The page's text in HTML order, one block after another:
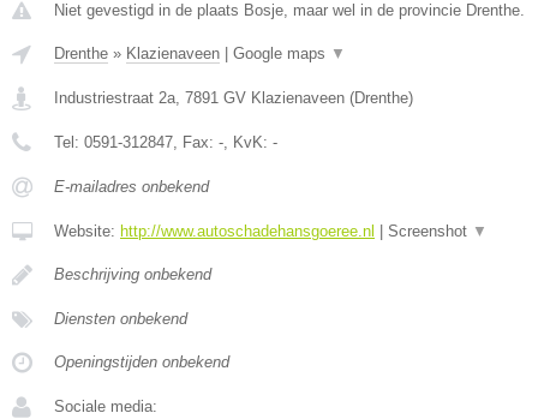
Niet gevestigd in de plaats Bosje, maar wel in de provincie Drenthe.
Drenthe » Klazienaveen Google maps ▼
Industriestraat 2a, 7891 GV Klazienaveen (Drenthe)
Tel: 0591-312847, Fax: -, KvK: -
E-mailadres onbekend
Website: http://www.autoschadehansgoeree.nl Screenshot ▼
Beschrijving onbekend
Diensten onbekend
Openingstijden onbekend
Sociale media: